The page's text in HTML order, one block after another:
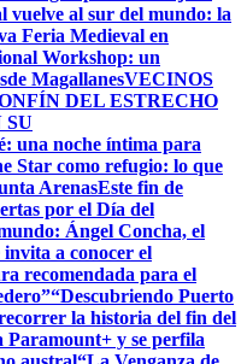
vuelve al sur del mundo: la
Feria Medieval en
Workshop: un
MagallanesVECINOS
DEL ESTRECHO
SU
una noche íntima para
Star como refugio: lo que
ArenasEste fin de
por el Día del
Ángel Concha, el
a conocer el
recomendada para el
“Descubriendo Puerto
la historia del fin del
Paramount+ y se perfila